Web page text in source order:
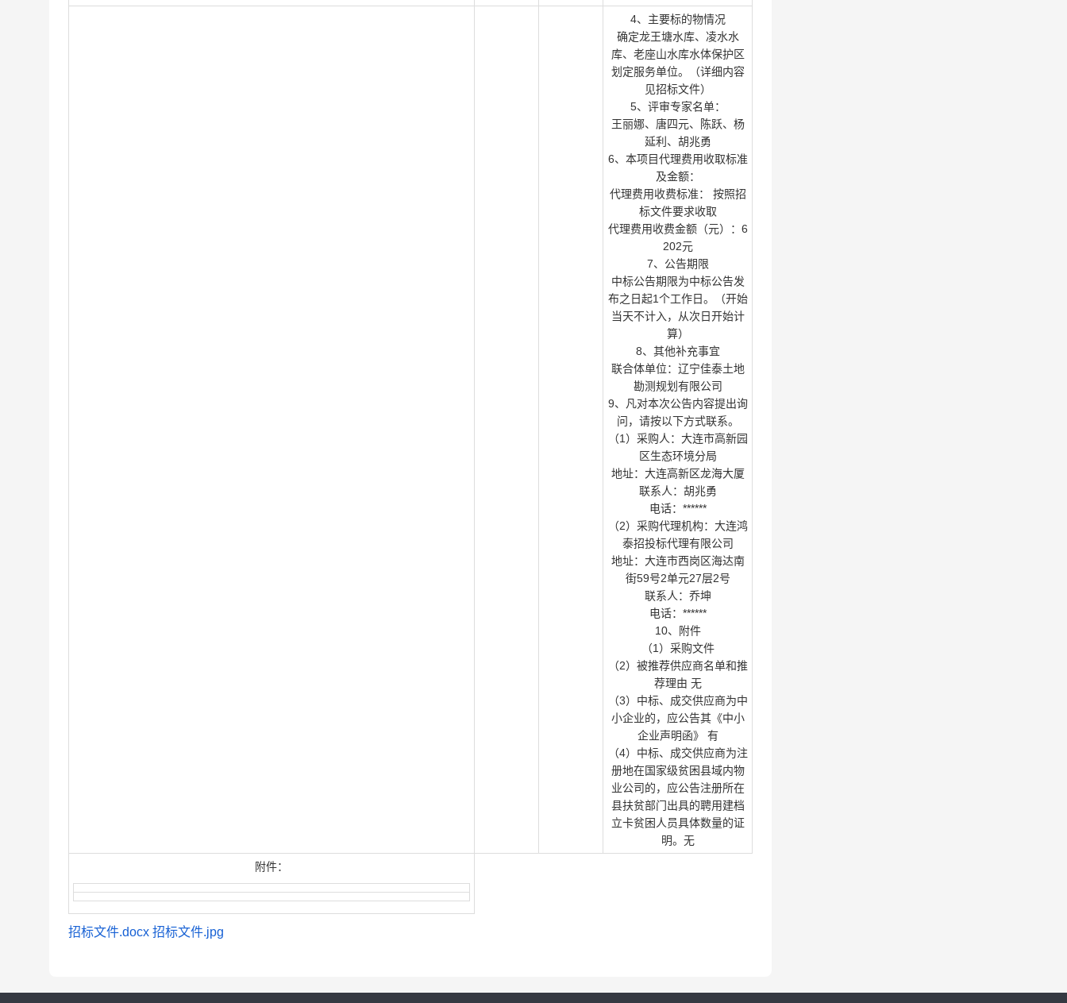
4、主要标的物情况
确定龙王塘水库、凌水水
库、老座山水库水体保护区
划定服务单位。（详细内容
见招标文件）
5、评审专家名单：
王丽娜、唐四元、陈跃、杨
延利、胡兆勇
6、本项目代理费用收取标准
及金额：
代理费用收费标准： 按照招
标文件要求收取
代理费用收费金额（元）：6
202元
7、公告期限
中标公告期限为中标公告发
布之日起1个工作日。（开始
当天不计入，从次日开始计
算）
8、其他补充事宜
联合体单位：辽宁佳泰土地
勘测规划有限公司
9、凡对本次公告内容提出询
问，请按以下方式联系。
（1）采购人：大连市高新园
区生态环境分局
地址：大连高新区龙海大厦
联系人：胡兆勇
电话： ******
（2）采购代理机构：大连鸿
泰招投标代理有限公司
地址：大连市西岗区海达南
街59号2单元27层2号
联系人：乔坤
电话： ******
10、附件
（1）采购文件
（2）被推荐供应商名单和推
荐理由 无
（3）中标、成交供应商为中
小企业的，应公告其《中小
企业声明函》 有
（4）中标、成交供应商为注
册地在国家级贫困县域内物
业公司的，应公告注册所在
县扶贫部门出具的聘用建档
立卡贫困人员具体数量的证
明。无
附件：
招标文件.docx 招标文件.jpg